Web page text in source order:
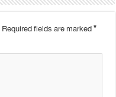
Required fields are marked*